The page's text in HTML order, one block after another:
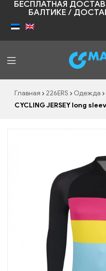
БЕСПЛАТНАЯ
БАЛТИКЕ /
Главная 226ERS Одежда
CYCLING JERSEY long